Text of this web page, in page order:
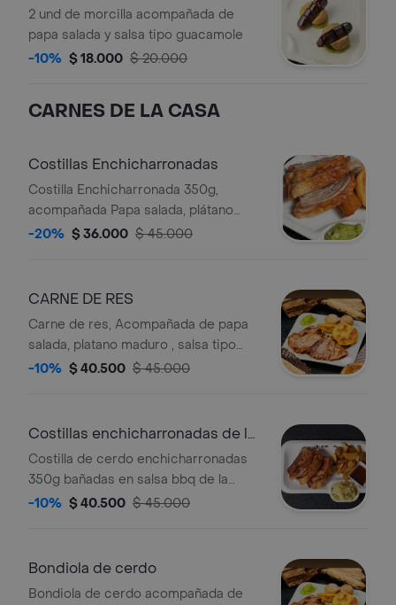
2 und de morcilla acompañada de
papa salada y salsa tipo guacamole
-10% $ 18.000 $ 20.000
CARNES DE LA CASA
Costillas Enchicharronadas
Costilla Enchicharronada 350g,
acompañada Papa salada, plátano
maduro, salsa tipo guacamole y arepa
-20% $ 36.000 $ 45.000
CARNE DE RES
Carne de res, Acompañada de papa
salada, platano maduro , salsa tipo
guacamole y arepa boyacense.
-10% $ 40.500 $ 45.000
Costillas enchicharronadas de la
casa
Costilla de cerdo enchicharronadas
350g bañadas en salsa bbq de la
casa, acompañado con papa francesa
-10% $ 40.500 $ 45.000
Bondiola de cerdo
Bondiola de cerdo acompañada de